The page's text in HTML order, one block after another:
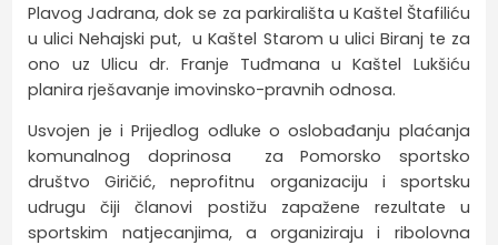
Plavog Jadrana, dok se za parkirališta u Kaštel Štafiliću
u ulici Nehajski put, u Kaštel Starom u ulici Biranj te za
ono uz Ulicu dr. Franje Tuđmana u Kaštel Lukšiću
planira rješavanje imovinsko-pravnih odnosa.
Usvojen je i Prijedlog odluke o oslobađanju plaćanja
komunalnog doprinosa za Pomorsko sportsko
društvo Giričić, neprofitnu organizaciju i sportsku
udrugu čiji članovi postižu zapažene rezultate u
sportskim natjecanjima, a organiziraju i ribolovna